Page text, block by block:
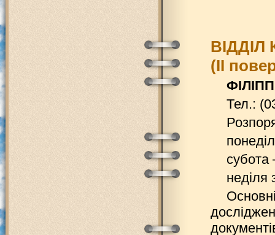
(ІІ
Тел.:
субота
неділя